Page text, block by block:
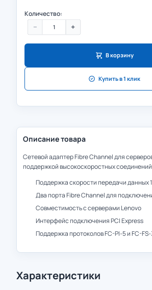
Количество:
− +
В корзину
Купить в 1 клик
Описание товара
Сетевой адаптер Fibre Channel для
поддержкой высокоскоростных
Поддержка скорости передачи данных
Два порта Fibre Channel для
Совместимость с серверами Lenovo
Интерфейс подключения PCI Express
Поддержка протоколов FC-PI-5 и FC-FS-
Характеристики